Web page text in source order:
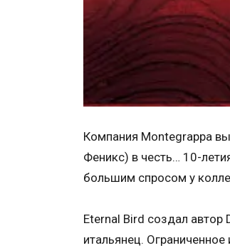
Компания Montegrappa
Феникс) в честь… 10-
большим спросом у
Eternal Bird создал автор
итальянец.